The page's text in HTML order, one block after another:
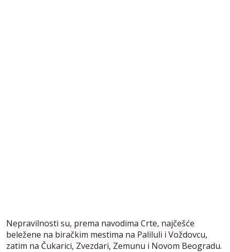
Nepravilnosti su, prema navodima Crte, najčešće
beležene na biračkim mestima na Paliluli i Voždovcu,
zatim na Čukarici, Zvezdari, Zemunu i Novom Beogradu.